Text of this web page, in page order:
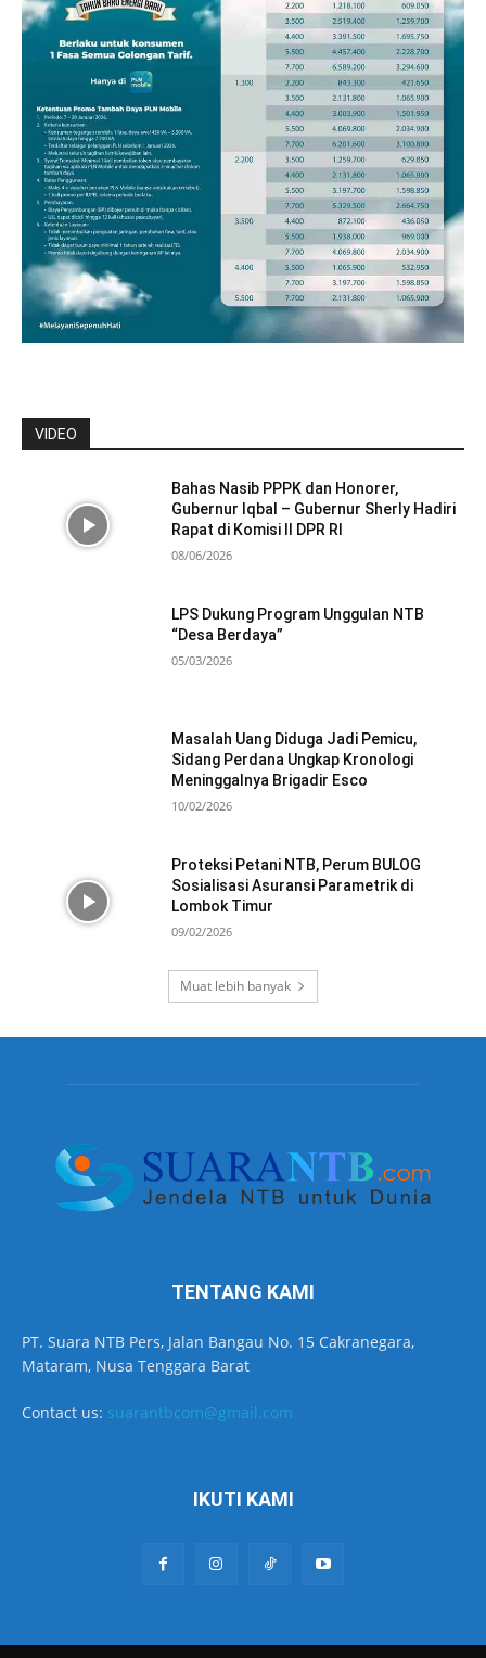
VIDEO
Bahas Nasib PPPK dan Honorer,
Gubernur Iqbal – Gubernur Sherly Hadiri
Rapat di Komisi II DPR RI
08/06/2026
LPS Dukung Program Unggulan NTB
“Desa Berdaya”
05/03/2026
Masalah Uang Diduga Jadi Pemicu,
Sidang Perdana Ungkap Kronologi
Meninggalnya Brigadir Esco
10/02/2026
Proteksi Petani NTB, Perum BULOG
Sosialisasi Asuransi Parametrik di
Lombok Timur
09/02/2026
Muat lebih banyak
TENTANG KAMI
PT. Suara NTB Pers, Jalan Bangau No. 15 Cakranegara,
Mataram, Nusa Tenggara Barat
Contact us: suarantbcom@gmail.com
IKUTI KAMI